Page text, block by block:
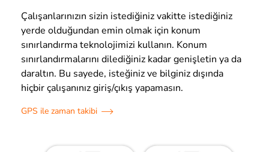
Çalışanlarınızın sizin istediğiniz vakitte istediğiniz
yerde olduğundan emin olmak için konum
sınırlandırma teknolojimizi kullanın. Konum
sınırlandırmalarını dilediğiniz kadar genişletin ya da
daraltın. Bu sayede, isteğiniz ve bilginiz dışında
hiçbir çalışanınız giriş/çıkış yapamasın.
GPS ile zaman takibi